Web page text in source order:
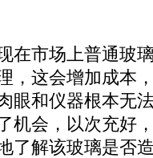
市场上普通玻
，这会增加成本
眼和仪器根本无
机会，以次充好
了解该玻璃是否